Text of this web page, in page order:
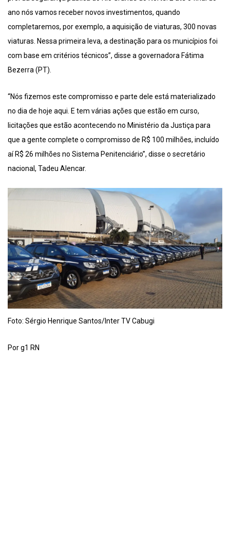
ano nós vamos receber novos investimentos, quando
completaremos, por exemplo, a aquisição de viaturas, 300 novas
viaturas. Nessa primeira leva, a destinação para os municípios foi
com base em critérios técnicos”, disse a governadora Fátima
Bezerra (PT).
“Nós fizemos este compromisso e parte dele está materializado
no dia de hoje aqui. E tem várias ações que estão em curso,
licitações que estão acontecendo no Ministério da Justiça para
que a gente complete o compromisso de R$ 100 milhões, incluído
aí R$ 26 milhões no Sistema Penitenciário”, disse o secretário
nacional, Tadeu Alencar.
Foto: Sérgio Henrique Santos/Inter TV Cabugi
Por g1 RN